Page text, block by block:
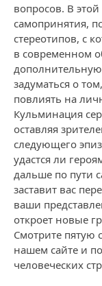
вопросов. В
самопринятия,
стереотипов, с
в современном
дополнительную
задуматься о
повлиять на
Кульминация
оставляя
следующего
удастся ли
дальше по пути
заставит вас
ваши
откроет новые
Смотрите пятую
нашем сайте и
человеческих